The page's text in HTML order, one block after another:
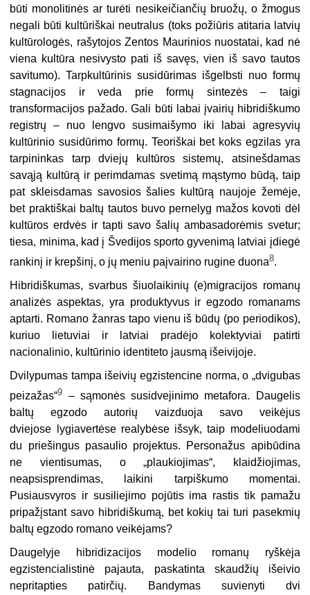
būti monolitinės ar turėti nesikeičiančių bruožų, o žmogus
negali būti kultūriškai neutralus (toks požiūris atitaria latvių
kultūrologės, rašytojos Zentos Maurinios nuostatai, kad nė
viena kultūra nesivysto pati iš savęs, vien iš savo tautos
savitumo). Tarpkultūrinis susidūrimas išgelbsti nuo formų
stagnacijos ir veda prie formų sintezės – taigi
transformacijos pažado. Gali būti labai įvairių hibridiškumo
registrų – nuo lengvo susimaišymo iki labai agresyvių
kultūrinio susidūrimo formų. Teoriškai bet koks egzilas yra
tarpininkas tarp dviejų kultūros sistemų, atsinešdamas
savąją kultūrą ir perimdamas svetimą mąstymo būdą, taip
pat skleisdamas savosios šalies kultūrą naujoje žemėje,
bet praktiškai baltų tautos buvo pernelyg mažos kovoti dėl
kultūros erdvės ir tapti savo šalių ambasadorėmis svetur;
tiesa, minima, kad į Švedijos sporto gyvenimą latviai įdiegė
rankinį ir krepšinį, o jų meniu paįvairino rugine duona8.
Hibridiškumas, svarbus šiuolaikinių (e)migracijos romanų
analizės aspektas, yra produktyvus ir egzodo romanams
aptarti. Romano žanras tapo vienu iš būdų (po periodikos),
kuriuo lietuviai ir latviai pradėjo kolektyviai patirti
nacionalinio, kultūrinio identiteto jausmą išeivijoje.
Dvilypumas tampa išeivių egzistencine norma, o „dvigubas
peizažas“9 – sąmonės susidvejinimo metafora. Daugelis
baltų egzodo autorių vaizduoja savo veikėjus
dviejose lygiavertėse realybėse išsyk, taip modeliuodami
du priešingus pasaulio projektus. Personažus apibūdina
ne vientisumas, o „plaukiojimas“, klaidžiojimas,
neapsisprendimas, laikini tarpiškumo momentai.
Pusiausvyros ir susiliejimo pojūtis ima rastis tik pamažu
pripažįstant savo hibridiškumą, bet kokių tai turi pasekmių
baltų egzodo romano veikėjams?
Daugelyje hibridizacijos modelio romanų ryškėja
egzistencialistinė pajauta, paskatinta skaudžių išeivio
nepritapties patirčių. Bandymas suvienyti dvi